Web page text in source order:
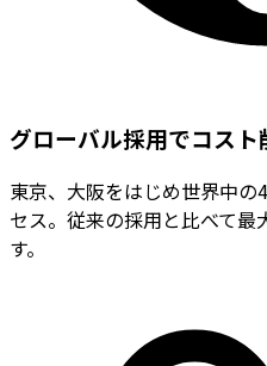
グローバル採用でコスト
東京、大阪をはじめ世界中
セス。従来の採用と比べて
す。